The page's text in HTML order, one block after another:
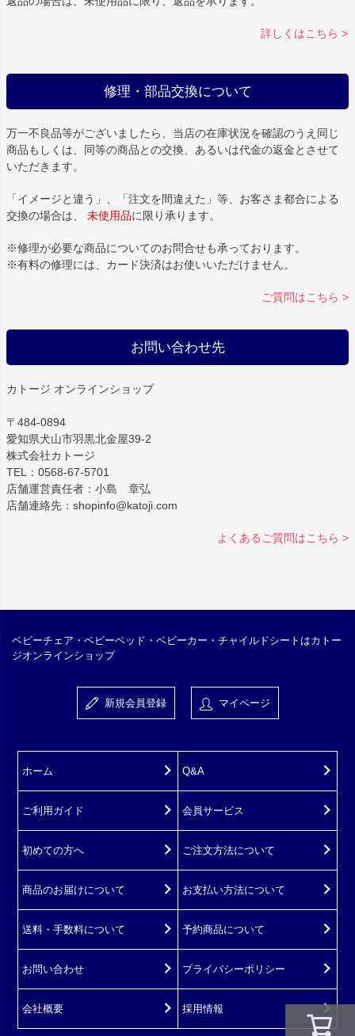
詳しくはこちら >
修理・部品交換について
万一不良品等がございましたら、当店の在庫状況を確認のうえ同じ
商品もしくは、同等の商品との交換、あるいは代金の返金とさせて
いただきます。
「イメージと違う」、「注文を間違えた」等、お客さま都合による
交換の場合は、 未使用品に限り承ります。
※修理が必要な商品についてのお問合せも承っております。
※有料の修理には、カード決済はお使いいただけません。
ご質問はこちら >
お問い合わせ先
カトージ オンラインショップ
〒484-0894
愛知県犬山市羽黒北金屋39-2
株式会社カトージ
TEL：0568-67-5701
店舗運営責任者：小島 章弘
店舗連絡先：shopinfo@katoji.com
よくあるご質問はこちら >
ベビーチェア・ベビーベッド・ベビーカー・チャイルドシートはカトー
ジオンラインショップ
新規会員登録 マイページ
ホーム
ご利用ガイド
初めての方へ
Q&A
会員サービス
ご注文方法について
商品のお届けについて お支払い方法について
送料・手数料について 予約商品について
お問い合わせ プライバシーポリシー
会社概要 採用情報